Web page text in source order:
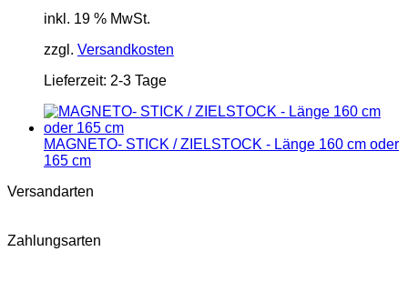
inkl. 19 % MwSt.
zzgl. Versandkosten
Lieferzeit: 2-3 Tage
MAGNETO- STICK / ZIELSTOCK - Länge 160 cm oder
165 cm
Versandarten
Zahlungsarten